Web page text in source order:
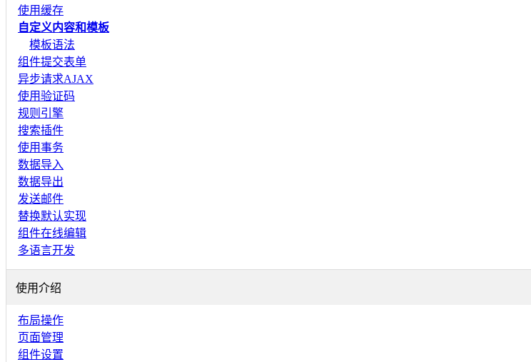
使用缓存
自定义内容和模板
模板语法
组件提交表单
异步请求AJAX
使用验证码
规则引擎
搜索插件
使用事务
数据导入
数据导出
发送邮件
替换默认实现
组件在线编辑
多语言开发
使用介绍
布局操作
页面管理
组件设置